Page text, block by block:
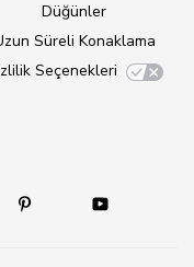
Düğünler
Süreli Konaklama
Seçenekleri